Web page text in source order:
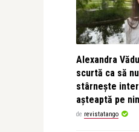
Alexandra
scurtă ca să
stârnește
așteaptă pe
de revistatango